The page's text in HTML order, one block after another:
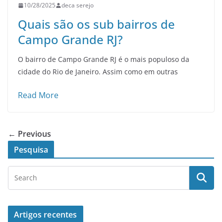
10/28/2025 deca serejo
Quais são os sub bairros de
Campo Grande RJ?
O bairro de Campo Grande RJ é o mais populoso da
cidade do Rio de Janeiro. Assim como em outras
Read More
← Previous
Pesquisa
Artigos recentes